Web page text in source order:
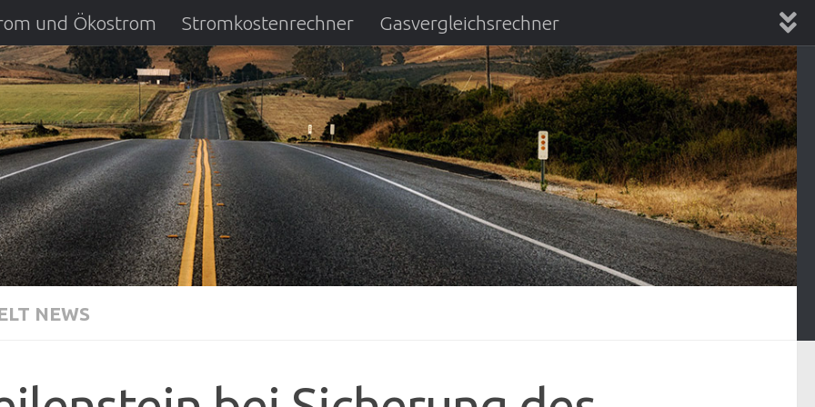
und Ökostrom Stromkostenrechner Gasvergleichsrechner
DSL Anbietervergleich Kreditvergleichsrechner
NEWS